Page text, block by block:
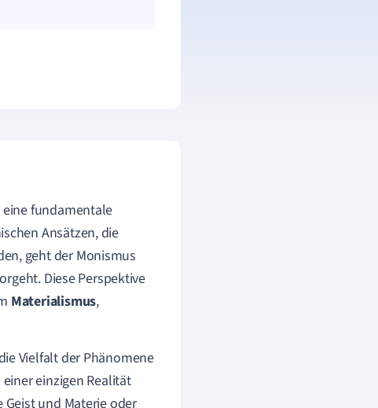
eine fundamentale
Ansätzen, die
geht der Monismus
Diese Perspektive
Materialismus,
Vielfalt der Phänomene
einzigen Realität
und Materie oder